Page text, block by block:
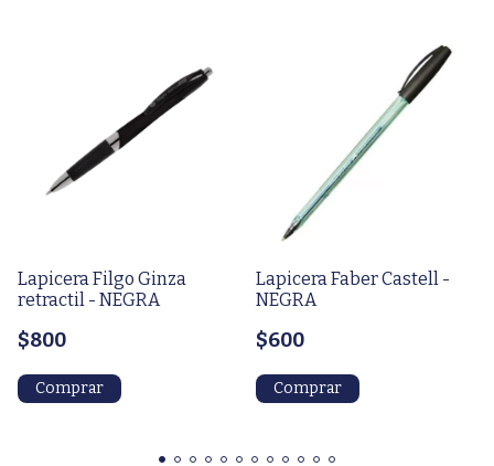
Lapicera Filgo Ginza
retractil - NEGRA
$800
Lapicera Faber Castell -
NEGRA
$600